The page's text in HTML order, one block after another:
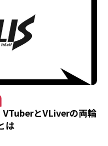
VTuberとVLiverの両輪
は